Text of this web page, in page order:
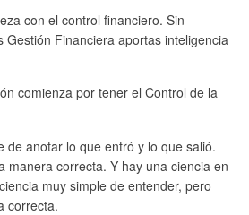
con el control financiero. Sin
Gestión Financiera aportas inteligencia
comienza por tener el Control de la
de anotar lo que entró y lo que salió.
manera correcta. Y hay una ciencia en
muy simple de entender, pero
correcta.